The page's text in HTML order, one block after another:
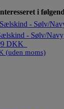
i
- Sølv/Navy
DKK
(uden moms)